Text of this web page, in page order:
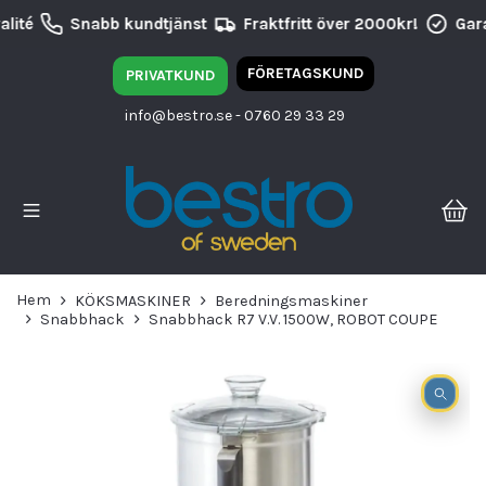
Snabb kundtjänst Fraktfritt över 2000kr!
PRIVATKUND FÖRETAGSKUND
info@bestro.se- 0760 29 33 29
Hem KÖKSMASKINER
Beredningsmaskiner
Snabbhack
Snabbhack R7 V.V. 1500W, ROBOT COUPE